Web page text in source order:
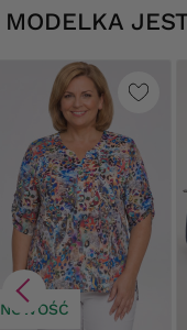
MODELKA
NOWOŚĆ